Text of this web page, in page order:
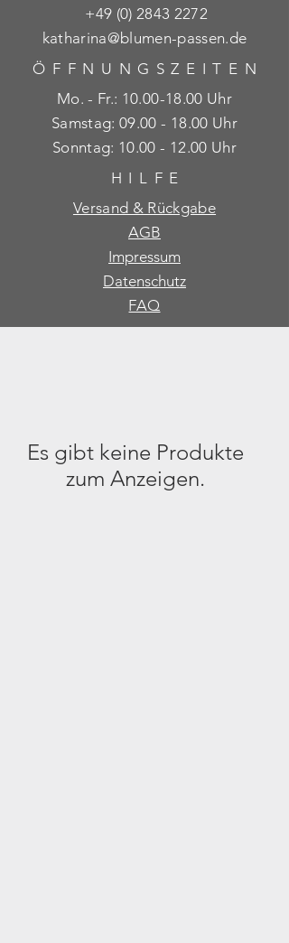
+49 (0) 2843 2272
katharina@blumen-passen.de
ÖFFNUNGSZEITE N
Mo. - Fr.: 10.00-18.00 Uhr
​​Samstag: 09.00 - 18.00 Uhr
​Sonntag: 10.00 - 12.00 Uhr
HILF E
Versand & Rückgabe
AGB
Impressum
Datenschutz
FAQ
Es gibt keine Produkte
zum Anzeigen.